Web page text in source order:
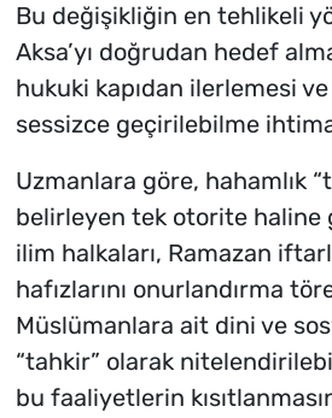
Bu değişikliğin en tehlikeli
Aksa’yı doğrudan hedef
hukuki kapıdan ilerlemesi
sessizce geçirilebilme
Uzmanlara göre, hahamlık
belirleyen tek otorite haline
ilim halkaları, Ramazan
hafızlarını onurlandırma
Müslümanlara ait dini ve
“tahkir” olarak
bu faaliyetlerin